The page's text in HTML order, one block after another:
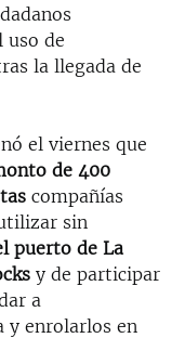
uso de
la llegada de
el viernes que
de 400
compañías
sin
puerto de La
y de participar
a
y enrolarlos en